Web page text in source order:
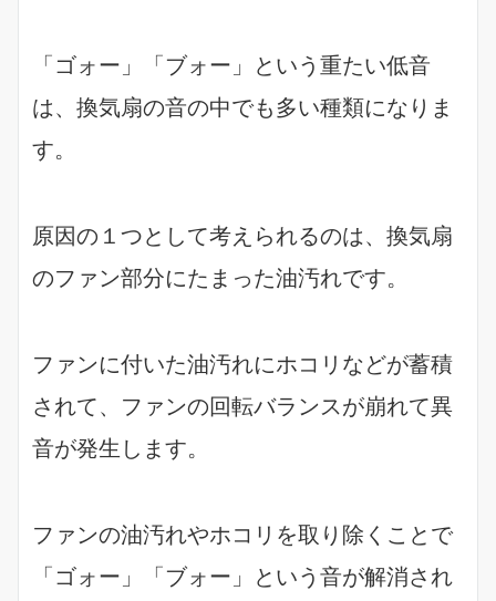
「ゴォー」「ブォー」という重たい低音
は、換気扇の音の中でも多い種類になりま
す。
原因の１つとして考えられるのは、換気扇
のファン部分にたまった油汚れです。
ファンに付いた油汚れにホコリなどが蓄積
されて、ファンの回転バランスが崩れて異
音が発生します。
ファンの油汚れやホコリを取り除くことで
「ゴォー」「ブォー」という音が解消され